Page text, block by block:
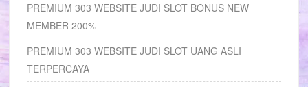
PREMIUM 303 WEBSITE JUDI SLOT BONUS NEW
MEMBER 200%
PREMIUM 303 WEBSITE JUDI SLOT UANG ASLI
TERPERCAYA